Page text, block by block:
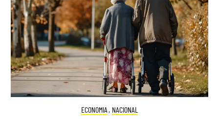
ECONOMIA , NACIONAL